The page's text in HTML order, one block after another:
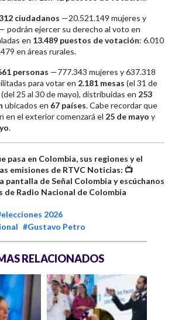
ciudadanos —20.521.149 mujeres y
podrán ejercer su derecho al voto en
en 13.489 puestos de votación: 6.010
en áreas rurales.
personas —777.343 mujeres y 637.318
para votar en 2.181 mesas (el 31 de
(del 25 al 30 de mayo), distribuidas en 253
ubicados en 67 países. Cabe recordar que
en el exterior comenzará el 25 de mayo y
.
pasa en Colombia, sus regiones y el
emisiones de RTVC Noticias: 📺
pantalla de Señal Colombia y escúchanos
de Radio Nacional de Colombia
2026
#Gustavo Petro
RELACIONADOS